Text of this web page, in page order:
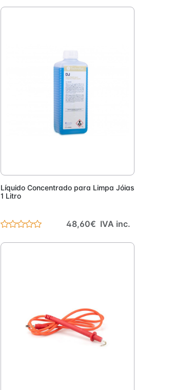
Líquido Concentrado para Limpa Jóias
1 Litro
48,60€ IVA inc.